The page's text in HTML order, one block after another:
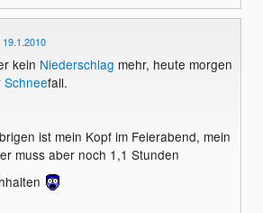
19.1.2010
kein Niederschlag mehr, heute morgen
Schneefall.
ist mein Kopf im Feierabend, mein
muss aber noch 1,1 Stunden